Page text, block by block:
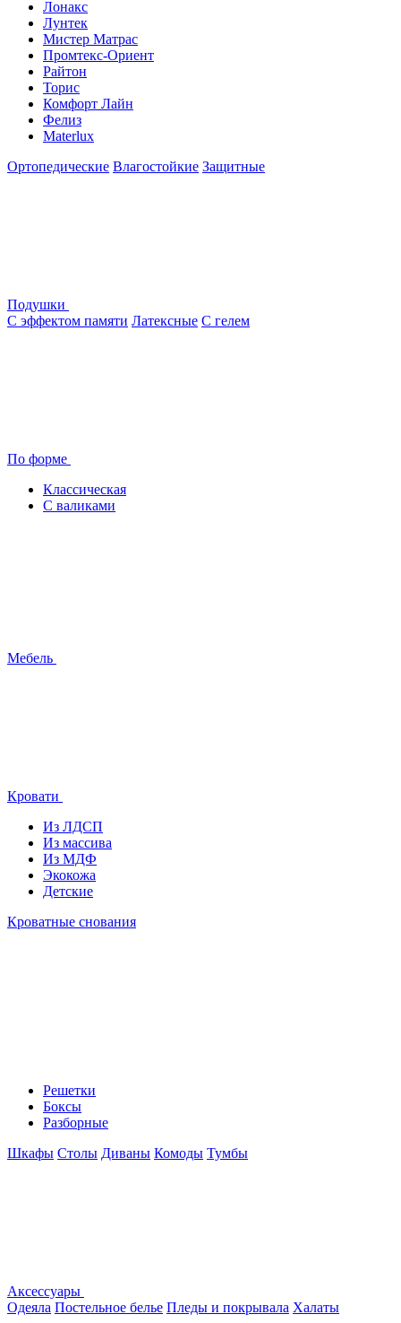
Лонакс
Лунтек
Мистер Матрас
Промтекс-Ориент
Райтон
Торис
Комфорт Лайн
Фелиз
Materlux
Ортопедические Влагостойкие Защитные
Подушки
С эффектом памяти Латексные С гелем
По форме
Классическая
С валиками
Мебель
Кровати
Из ЛДСП
Из массива
Из МДФ
Экокожа
Детские
Кроватные снования
Решетки
Боксы
Разборные
Шкафы Столы Диваны Комоды Тумбы
Аксессуары
Одеяла Постельное белье Пледы и покрывала Халаты